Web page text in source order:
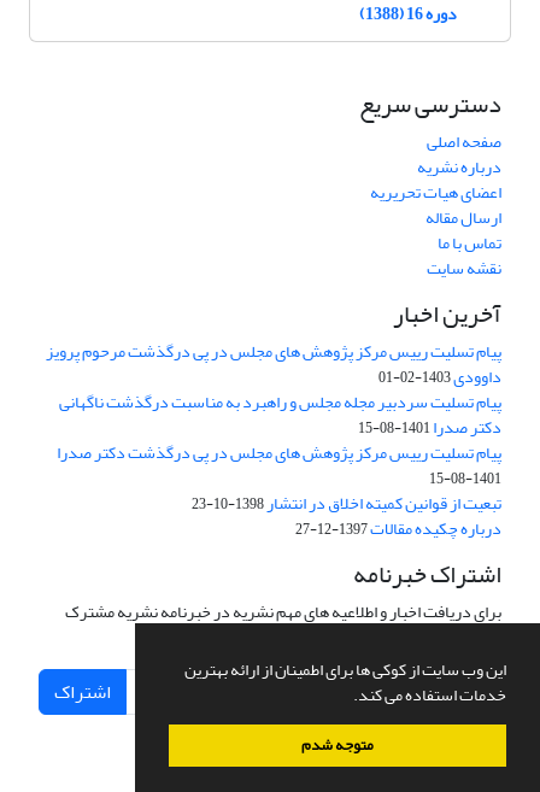
این وب سایت از کوکی ها برای اطمینان از ارائه بهترین
خدمات استفاده می کند.
متوجه شدم
دوره 16 (1388)
دسترسی سریع
صفحه اصلی
درباره نشریه
اعضای هیات تحریریه
ارسال مقاله
تماس با ما
نقشه سایت
آخرین اخبار
پیام تسلیت رییس مرکز پژوهش های مجلس در پی درگذشت مرحوم پرویز
داوودی1403-02-01
پیام تسلیت سردبیر مجله مجلس و راهبرد به مناسبت درگذشت ناگهانی
دکتر صدرا1401-08-15
پیام تسلیت رییس مرکز پژوهش های مجلس در پی درگذشت دکتر صدرا
1401-08-15
تبعیت از قوانین کمیته اخلاق در انتشار1398-10-23
درباره چکیده مقالات1397-12-27
اشتراک خبرنامه
برای دریافت اخبار و اطلاعیه های مهم نشریه در خبرنامه نشریه مشترک
اشتراک